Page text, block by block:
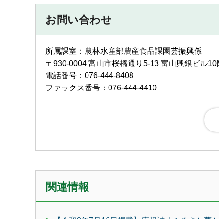
お問い合わせ
所属課室：農林水産部農産食品課園芸振興係
〒930-0004 富山市桜橋通り5-13 富山興銀ビル10
電話番号：076-444-8408
ファックス番号：076-444-4410
関連情報